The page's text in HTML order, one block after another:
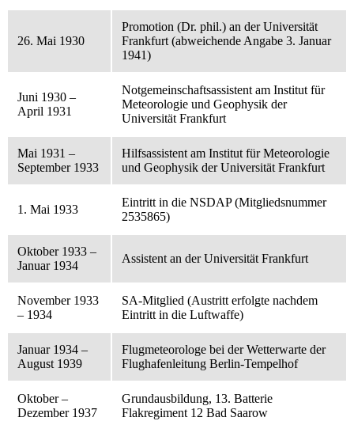
26. Mai 1930
Promotion (Dr. phil.) an der Universität
Frankfurt (abweichende Angabe 3. Januar
1941)
Juni 1930 –
April 1931
Notgemeinschaftsassistent am Institut für
Meteorologie und Geophysik der
Universität Frankfurt
Mai 1931 –
September 1933
Hilfsassistent am Institut für Meteorologie
und Geophysik der Universität Frankfurt
1. Mai 1933
Eintritt in die NSDAP (Mitgliedsnummer
2535865)
Oktober 1933 –
Januar 1934
Assistent an der Universität Frankfurt
November 1933
– 1934
SA-Mitglied (Austritt erfolgte nachdem
Eintritt in die Luftwaffe)
Januar 1934 –
August 1939
Flugmeteorologe bei der Wetterwarte der
Flughafenleitung Berlin-Tempelhof
Oktober –
Dezember 1937
Grundausbildung, 13. Batterie
Flakregiment 12 Bad Saarow